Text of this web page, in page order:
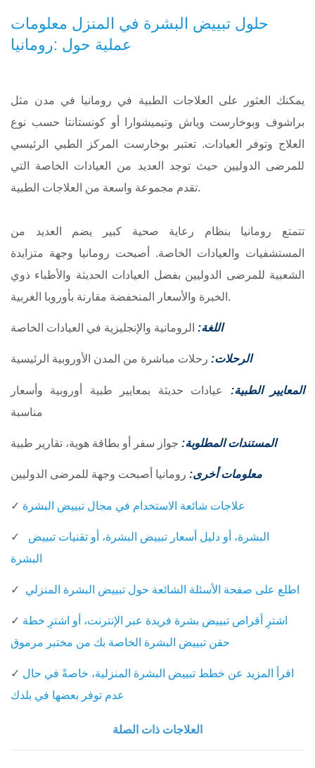
حلول تبييض البشرة في المنزل معلومات
عملية حول :رومانيا
يمكنك العثور على العلاجات الطبية في رومانيا في مدن مثل
براشوف وبوخارست وياش وتيميشوارا أو كونستانتا حسب نوع
العلاج وتوفر العيادات. تعتبر بوخارست المركز الطبي الرئيسي
للمرضى الدوليين حيث توجد العديد من العيادات الخاصة التي
تقدم مجموعة واسعة من العلاجات الطبية.
تتمتع رومانيا بنظام رعاية صحية كبير يضم العديد من
المستشفيات والعيادات الخاصة. أصبحت رومانيا وجهة متزايدة
الشعبية للمرضى الدوليين بفضل العيادات الحديثة والأطباء ذوي
الخبرة والأسعار المنخفضة مقارنة بأوروبا الغربية.
اللغة: الرومانية والإنجليزية في العيادات الخاصة
الرحلات: رحلات مباشرة من المدن الأوروبية الرئيسية
المعايير الطبية:
عيادات حديثة بمعايير طبية أوروبية وأسعار
مناسبة
المستندات المطلوبة: جواز سفر أو بطاقة هوية، تقارير طبية
معلومات أخرى: رومانيا أصبحت وجهة للمرضى الدوليين
✓ علاجات شائعة الاستخدام في مجال تبييض البشرة
✓ البشرة، أو دليل أسعار تبييض البشرة، أو تقنيات تبييض
البشرة
✓ اطلع على صفحة الأسئلة الشائعة حول تبييض البشرة المنزلي
✓ اشترِ أقراص تبييض بشرة فريدة عبر
الإنترنت، أو اشترِ خطة
حقن تبييض البشرة الخاصة بك من مختبر مرموق
✓ اقرأ المزيد عن خطط تبييض البشرة المنزلية، خاصةً في حال
عدم توفر بعضها في بلدك
العلاجات ذات الصلة